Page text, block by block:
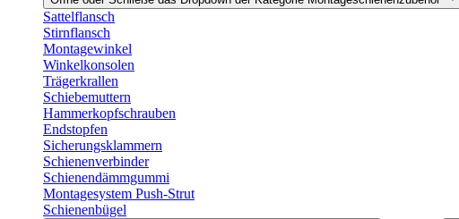
Sattelflansch
Stirnflansch
Montagewinkel
Winkelkonsolen
Trägerkrallen
Schiebemuttern
Hammerkopfschrauben
Endstopfen
Sicherungsklammern
Schienenverbinder
Schienendämmgummi
Montagesystem Push-Strut
Schienenbügel